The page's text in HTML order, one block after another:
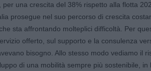
una crescita del 38% rispetto alla flotta
prosegue nel suo percorso di crescita
sta affrontando molteplici difficoltà. Per
offerto, sul supporto e la consulenza
bisogno. Allo stesso modo vediamo il
di una mobilità sempre più sostenibile, in